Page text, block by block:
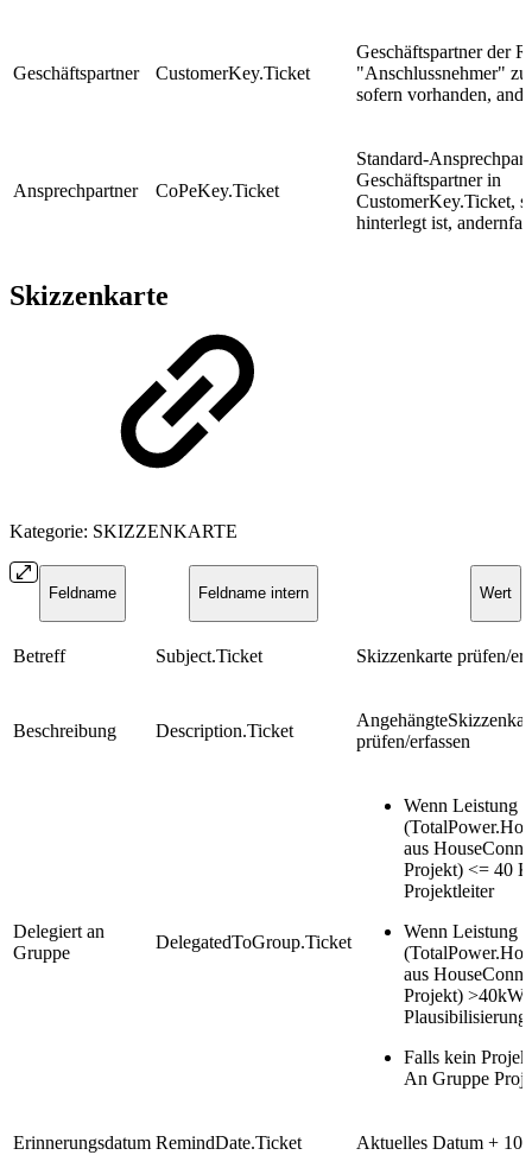
Geschäftspartner CustomerKey.Ticket
Geschäftspartner der
"Anschlussnehmer"
sofern vorhanden,
Ansprechpartner CoPeKey.Ticket
Standard-
Geschäftspartner in
CustomerKey.Ticket,
hinterlegt ist,
Skizzenkarte
Kategorie: SKIZZENKARTE
Feldname Feldname intern Wert
Betreff Subject.Ticket Skizzenkarte prüfen/
Beschreibung Description.Ticket
prüfen/erfassen
Delegiert an
Gruppe
DelegatedToGroup.Ticket
Wenn Leistung
aus
Projekt) <= 40
Projektleiter
Wenn Leistung
aus
Projekt) >40kW:
Plausibilisierung
Falls kein
An Gruppe
Erinnerungsdatum RemindDate.Ticket Aktuelles Datum + 10